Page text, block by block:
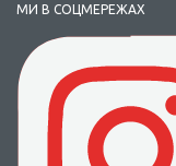
МИ В СОЦМЕРЕЖАХ